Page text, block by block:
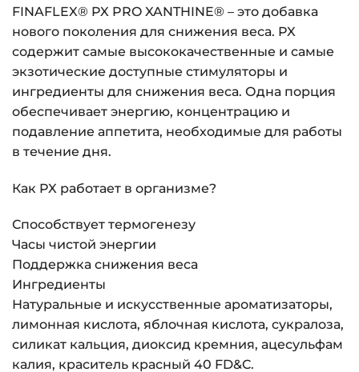
FINAFLEX® PX PRO XANTHINE® – это добавка
нового поколения для снижения веса. PX
содержит самые высококачественные и самые
экзотические доступные стимуляторы и
ингредиенты для снижения веса. Одна порция
обеспечивает энергию, концентрацию и
подавление аппетита, необходимые для работы
в течение дня.
Как PX работает в организме?
Способствует термогенезу
Часы чистой энергии
Поддержка снижения веса
Ингредиенты
Натуральные и искусственные ароматизаторы,
лимонная кислота, яблочная кислота, сукралоза,
силикат кальция, диоксид кремния, ацесульфам
калия, краситель красный 40 FD&C.